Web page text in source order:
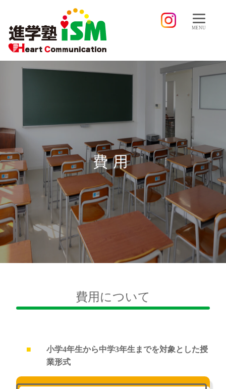
MENU
費用
費用について
小学4年生から中学3年生までを対象とした授
業形式